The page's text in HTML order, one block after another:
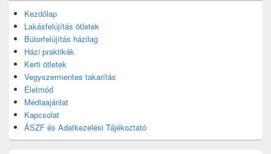
Kezdőlap
Lakásfelújítás ötletek
Bútorfelújítás házilag
Házi praktikák
Kerti ötletek
Vegyszermentes takarítás
Életmód
Médiaajánlat
Kapcsolat
ÁSZF és Adatkezelési Tájékoztató